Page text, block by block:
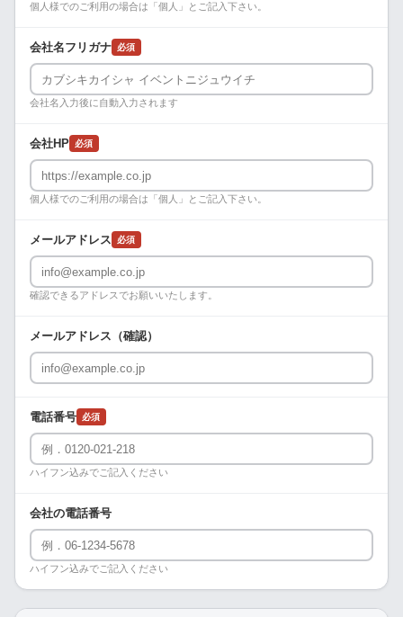
個人様でのご利用の場合は「個人」とご記入下さい。
会社名フリガナ 必須
会社名入力後に自動入力されます
会社HP 必須
個人様でのご利用の場合は「個人」とご記入下さい。
メールアドレス 必須
確認できるアドレスでお願いいたします。
メールアドレス（確認）
電話番号 必須
ハイフン込みでご記入ください
会社の電話番号
ハイフン込みでご記入ください